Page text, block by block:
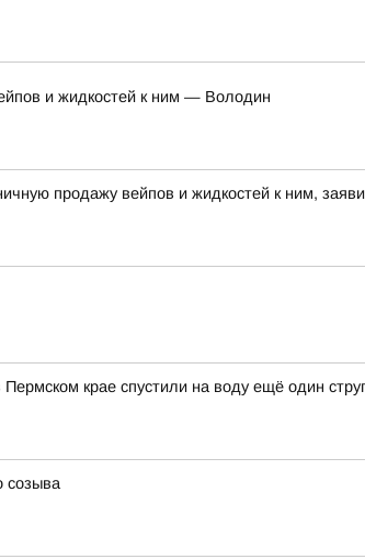
и жидкостей к ним — Володин
продажу вейпов и жидкостей к ним,
крае спустили на воду ещё один
созыва